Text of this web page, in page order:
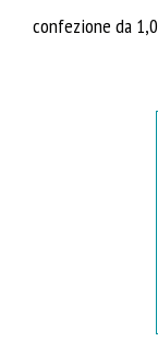
confezione da